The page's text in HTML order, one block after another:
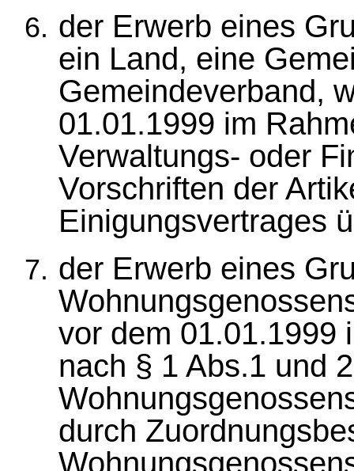
der Erwerb eines
ein Land, eine
Gemeindeverband,
01.01.1999 im
Verwaltungs- oder
Vorschriften der
Einigungsvertrages
der Erwerb eines
vor dem 01.01.1999
nach § 1 Abs.1 und
durch